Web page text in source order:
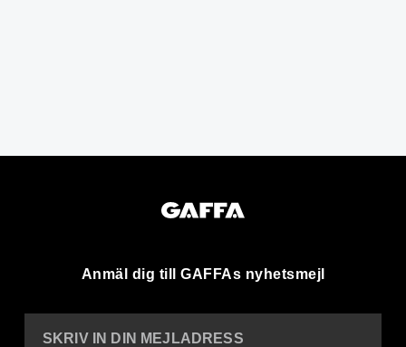
Anmäl dig till GAFFAs nyhetsmejl
SKRIV IN DIN MEJLADRESS